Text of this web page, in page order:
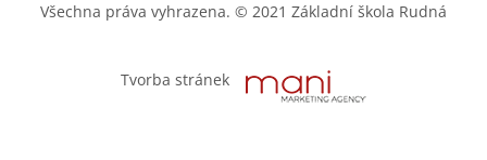
Tvorba stránek
Všechna práva vyhrazena. © 2021 Základní škola Rudná